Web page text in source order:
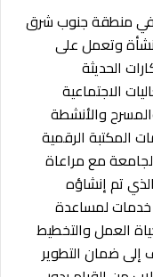
تقع جامعة شرناق Şırnak Üniversitesi في منطقة جنوب شرق
وتعمل على
الحديثة
الاجتماعية
والأنشطة
المكتبة الرقمية
مع مراعاة
تم إنشاؤه
لمساعدة
العمل والتخطيط
إلى ضمان التطوير